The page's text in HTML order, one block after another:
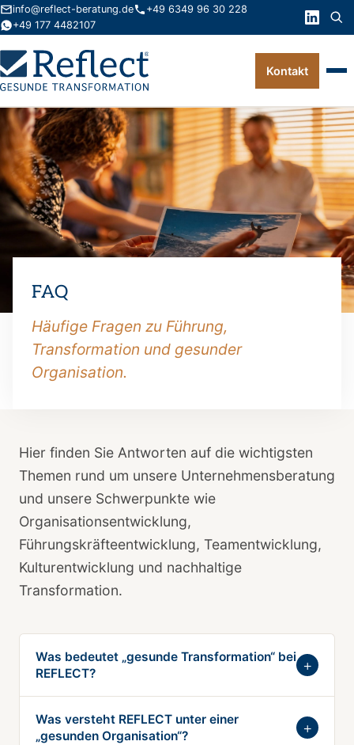
info@reflect-beratung.de
+49 6349 96 30 228
+49 177 4482107
Leistungen
Produkte
Wissen
Über uns
Kontakt
FAQ
Häufige Fragen zu Führung,
Transformation und gesunder
Organisation.
Hier finden Sie Antworten auf die wichtigsten
Themen rund um unsere Unternehmensberatung
und unsere Schwerpunkte wie
Organisationsentwicklung,
Führungskräfteentwicklung, Teamentwicklung,
Kulturentwicklung und nachhaltige
Transformation.
Was bedeutet „gesunde Transformation“ bei
REFLECT?
Was versteht REFLECT unter einer
„gesunden Organisation“?